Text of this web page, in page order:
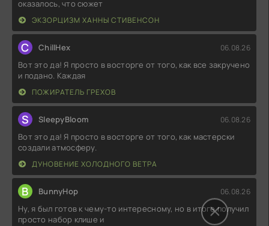
оказалось, что сюжет
ЭКЗОРЦИЗМ ХАННЫ СТИВЕНСОН
C ChillHex 06.08.26
Вот это да! Я просто в восторге от того, как все закручено
и подано. Каждая
ПОЖИРАТЕЛЬ ГРЕХОВ
S SleepyBloom 06.08.26
Вот это да! Я просто в восторге от того, как мастерски
создали атмосферу.
ДУНОВЕНИЕ ХОЛОДНОГО ВЕТРА
B BunnyHop 06.08.26
Ну, я был готов к чему-то интересному, но в итоге получил
просто набор клише и